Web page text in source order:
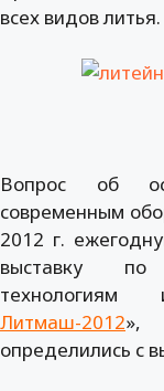
всех видов литья.
Вопрос об
современным
2012 г.
выставку по
Литмаш-2012»,
определились с